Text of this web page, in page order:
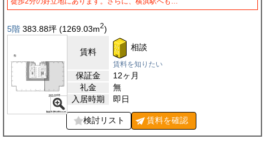
5階 383.88坪 (1269.03m2)
賃料 相談
賃料を知りたい
保証金
12ヶ月
礼金
無
入居時期
即日
検討リスト 賃料を確認